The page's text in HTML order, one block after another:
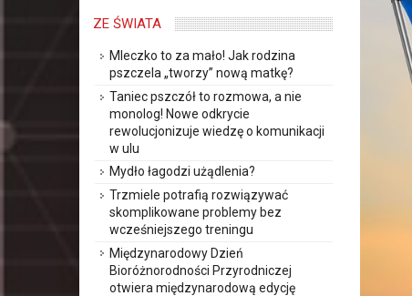
ZE ŚWIATA
Mleczko to za mało! Jak rodzina
pszczela „tworzy” nową matkę?
Taniec pszczół to rozmowa, a nie
monolog! Nowe odkrycie
rewolucjonizuje wiedzę o komunikacji
w ulu
Mydło łagodzi użądlenia?
Trzmiele potrafią rozwiązywać
skomplikowane problemy bez
wcześniejszego treningu
Międzynarodowy Dzień
Bioróżnorodności Przyrodniczej
otwiera międzynarodową edycję